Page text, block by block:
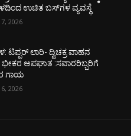
ಉಚಿತ ಬಸ್‌ಗಳ ವ್ಯವಸ್ಥೆ
2026
ಟಿಪ್ಪರ್ ಲಾರಿ- ದ್ವಿಚಕ್ರ ವಾಹನ
ಅಪಘಾತ :ಸವಾರರಿಬ್ಬರಿಗೆ
ಗಾಯ
2026